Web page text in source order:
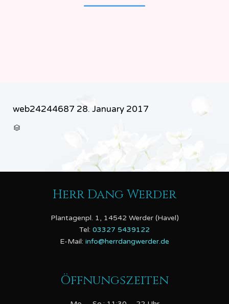
web24244687 28. January 2017

Herr Dang Werder
Plantagenpl. 1, 14542 Werder (Havel)
Tel: 03327 5439122
E-Mail: info@herrdangwerder.de
Öffnungszeiten